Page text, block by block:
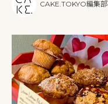
CAKE.TOKYO編集部